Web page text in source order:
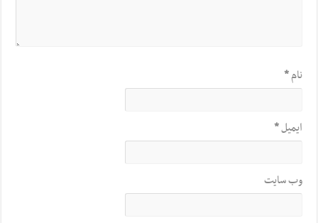
نام*
ایمیل*
وب‌ سایت